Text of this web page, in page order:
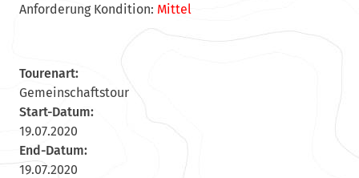
Anforderung Kondition: Mittel
Tourenart:
Gemeinschaftstour
Start-Datum:
19.07.2020
End-Datum:
19.07.2020